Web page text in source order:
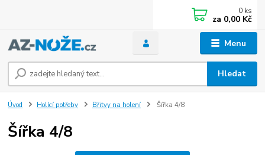
Menu
Hledat
0 ks
za 0,00 Kč
Úvod Holící potřeby Břitvy na holení Šířka 4/8
Šířka 4/8